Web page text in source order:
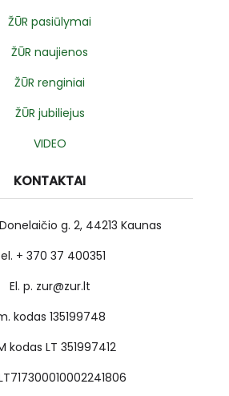
ŽŪR pasiūlymai
ŽŪR naujienos
ŽŪR renginiai
ŽŪR jubiliejus
VIDEO
KONTAKTAI
g. 2, 44213 Kaunas
+ 370 37 400351
El. p. zur@zur.lt
kodas 135199748
kodas LT 351997412